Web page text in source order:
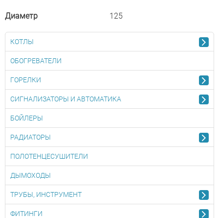
Диаметр 125
КОТЛЫ
ОБОГРЕВАТЕЛИ
ГОРЕЛКИ
СИГНАЛИЗАТОРЫ И АВТОМАТИКА
БОЙЛЕРЫ
РАДИАТОРЫ
ПОЛОТЕНЦЕСУШИТЕЛИ
ДЫМОХОДЫ
ТРУБЫ, ИНСТРУМЕНТ
ФИТИНГИ